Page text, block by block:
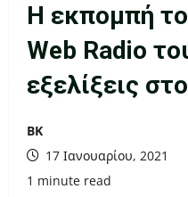
Η εκπομπή
Web Radio
εξελίξεις
ΒΚ
17 Ιανουαρίου, 2021
1 minute read